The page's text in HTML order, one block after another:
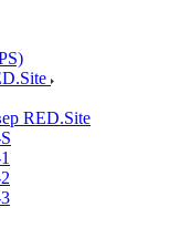
RED.Site